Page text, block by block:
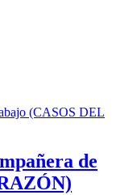
de